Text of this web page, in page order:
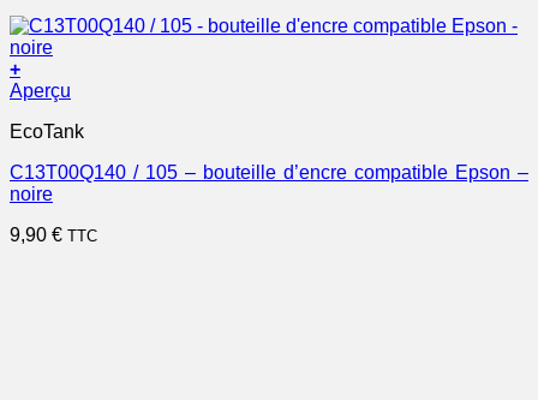
+
Aperçu
EcoTank
C13T00Q140 / 105 – bouteille d’encre compatible Epson –
noire
9,90 € TTC